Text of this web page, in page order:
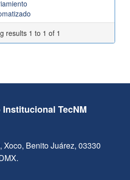
results 1 to 1 of 1
TecNM
Benito Juárez, 03330